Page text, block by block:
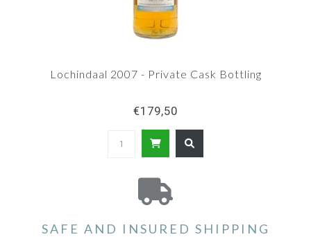
Lochindaal 2007 - Private Cask Bottling
€179,50
SAFE AND INSURED SHIPPING